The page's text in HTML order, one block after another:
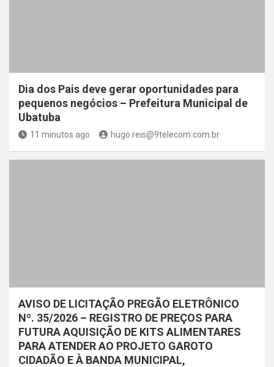
Dia dos Pais deve gerar oportunidades para
pequenos negócios – Prefeitura Municipal de
Ubatuba
11 minutos ago hugo.reis@9telecom.com.br
AVISO DE LICITAÇÃO PREGÃO ELETRÔNICO
Nº. 35/2026 – REGISTRO DE PREÇOS PARA
FUTURA AQUISIÇÃO DE KITS ALIMENTARES
PARA ATENDER AO PROJETO GAROTO
CIDADÃO E À BANDA MUNICIPAL,